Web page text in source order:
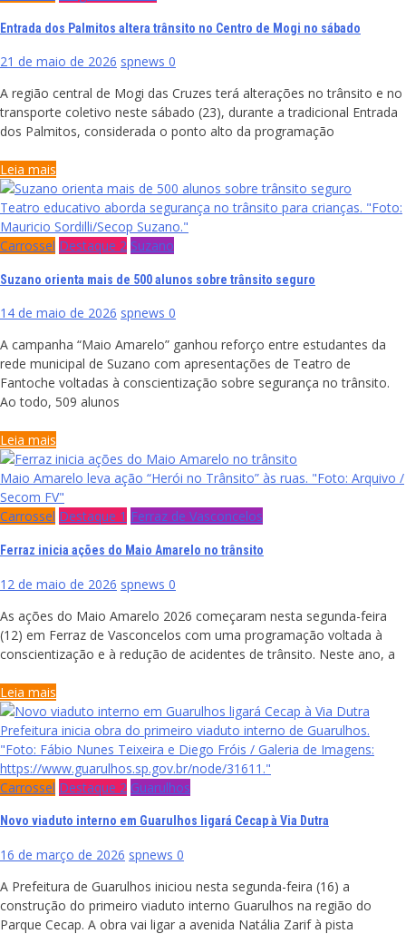
Entrada dos Palmitos altera trânsito no Centro de Mogi no sábado
21 de maio de 2026 spnews 0
A região central de Mogi das Cruzes terá alterações no trânsito e no
transporte coletivo neste sábado (23), durante a tradicional Entrada
dos Palmitos, considerada o ponto alto da programação
Leia mais
Teatro educativo aborda segurança no trânsito para crianças. "Foto:
Mauricio Sordilli/Secop Suzano."
Carrossel Destaque 2 Suzano
Suzano orienta mais de 500 alunos sobre trânsito seguro
14 de maio de 2026 spnews 0
A campanha “Maio Amarelo” ganhou reforço entre estudantes da
rede municipal de Suzano com apresentações de Teatro de
Fantoche voltadas à conscientização sobre segurança no trânsito.
Ao todo, 509 alunos
Leia mais
Maio Amarelo leva ação “Herói no Trânsito” às ruas. "Foto: Arquivo /
Secom FV"
Carrossel Destaque 1 Ferraz de Vasconcelos
Ferraz inicia ações do Maio Amarelo no trânsito
12 de maio de 2026 spnews 0
As ações do Maio Amarelo 2026 começaram nesta segunda-feira
(12) em Ferraz de Vasconcelos com uma programação voltada à
conscientização e à redução de acidentes de trânsito. Neste ano, a
Leia mais
Prefeitura inicia obra do primeiro viaduto interno de Guarulhos.
"Foto: Fábio Nunes Teixeira e Diego Fróis / Galeria de Imagens:
https://www.guarulhos.sp.gov.br/node/31611."
Carrossel Destaque 2 Guarulhos
Novo viaduto interno em Guarulhos ligará Cecap à Via Dutra
16 de março de 2026 spnews 0
A Prefeitura de Guarulhos iniciou nesta segunda-feira (16) a
construção do primeiro viaduto interno Guarulhos na região do
Parque Cecap. A obra vai ligar a avenida Natália Zarif à pista